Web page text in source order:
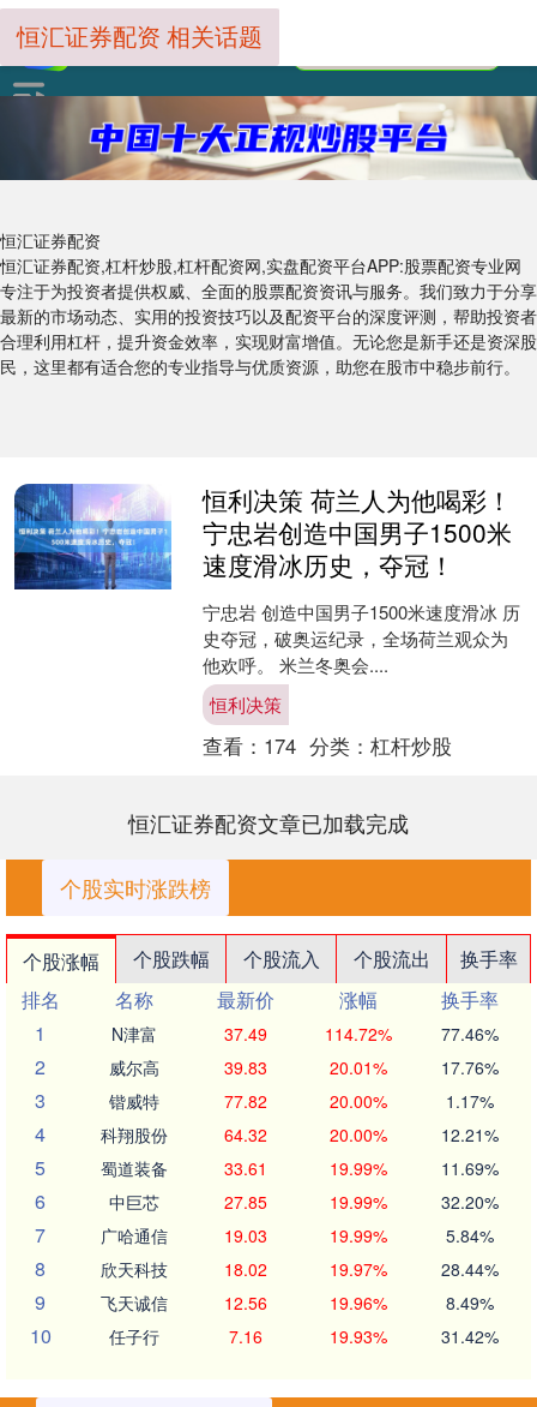
恒汇证券配资
恒汇证券配资,杠杆炒股,杠杆配资网,实盘配资平台APP:股票配资专业网
专注于为投资者提供权威、全面的股票配资资讯与服务。我们致力于分享
最新的市场动态、实用的投资技巧以及配资平台的深度评测，帮助投资者
合理利用杠杆，提升资金效率，实现财富增值。无论您是新手还是资深股
民，这里都有适合您的专业指导与优质资源，助您在股市中稳步前行。
恒汇证券配资 相关话题
恒利决策 荷兰人为他喝彩！
宁忠岩创造中国男子1500米
速度滑冰历史，夺冠！
宁忠岩 创造中国男子1500米速度滑冰 历
史夺冠，破奥运纪录，全场荷兰观众为
他欢呼。 米兰冬奥会....
恒利决策
查看： 174 分类： 杠杆炒股
恒汇证券配资文章已加载完成
个股实时涨跌榜
个股涨幅 个股跌幅 个股流入 个股流出
换手率
排名
名称 最新价 涨幅
换手率
1
N津富 37.49 114.72% 77.46%
2 威尔高 39.83 20.01% 17.76%
3 锴威特 77.82 20.00% 1.17%
4 科翔股份 64.32 20.00% 12.21%
5 蜀道装备 33.61 19.99% 11.69%
6 中巨芯 27.85 19.99% 32.20%
7 广哈通信 19.03 19.99% 5.84%
8 欣天科技 18.02 19.97% 28.44%
9 飞天诚信 12.56 19.96% 8.49%
10 任子行 7.16 19.93% 31.42%